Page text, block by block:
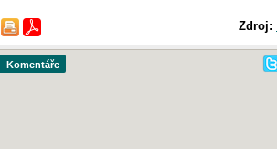
Zdroj:
Komentáře